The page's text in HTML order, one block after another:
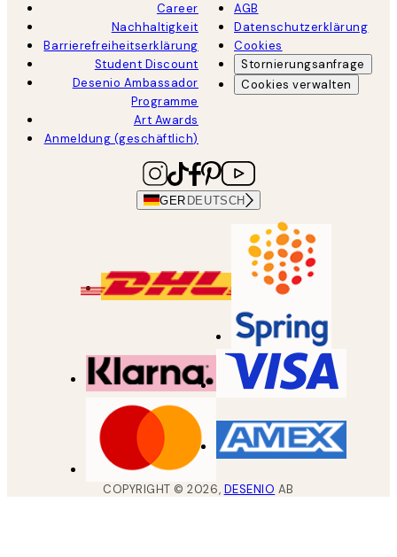
Career
Nachhaltigkeit
Barrierefreiheitserklärung
Student Discount
Desenio Ambassador
Programme
Art Awards
Anmeldung (geschäftlich)
AGB
Datenschutzerklärung
Cookies
Stornierungsanfrage
Cookies verwalten
GER DEUTSCH
COPYRIGHT ©2026, DESENIO AB